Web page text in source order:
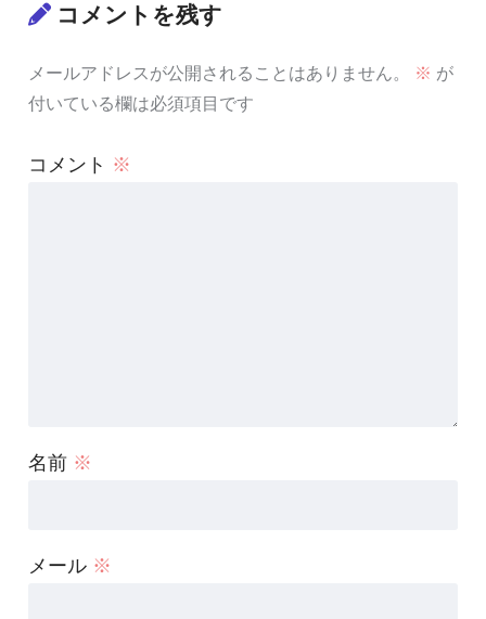
コメントを残す
メールアドレスが公開されることはありません。 ※ が
付いている欄は必須項目です
コメント ※
名前 ※
メール ※